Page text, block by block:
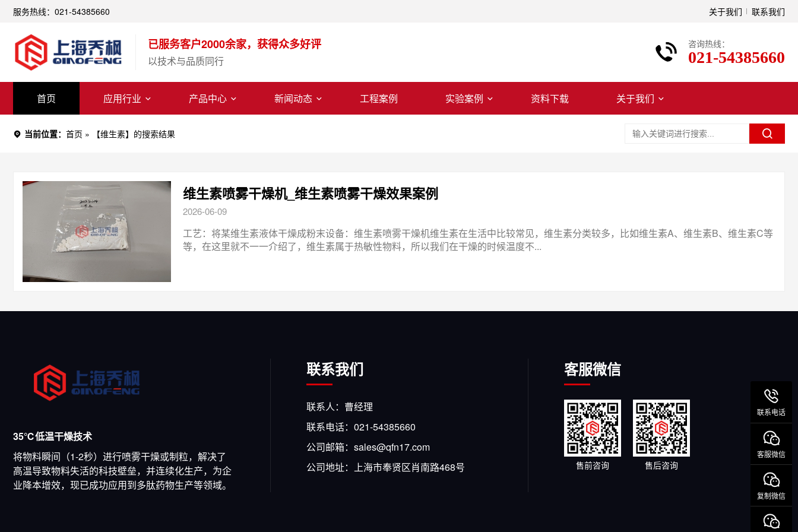
服务热线：021-54385660 关于我们 联系我们
已服务客户2000余家，获得众多好评
以技术与品质同行
咨询热线：
021-54385660
首页 应用行业 产品中心 新闻动态 工程案例 实验案例 资料下载 关于我们
当前位置： 首页 » 【维生素】的搜索结果
维生素喷雾干燥机_维生素喷雾干燥效果案例
2026-06-09
工艺：将某维生素液体干燥成粉末设备：维生素喷雾干燥机维生素在生活中比较常见，维生素分类较多，比如维生素A、维生素B、维生素C等
等，在这里就不一一介绍了，维生素属于热敏性物料，所以我们在干燥的时候温度不...
35℃低温干燥技术
将物料瞬间（1-2秒）进行喷雾干燥或制粒，解决了
高温导致物料失活的科技壁垒，并连续化生产，为企
业降本增效，现已成功应用到多肽药物生产等领域。
联系我们
联系人：曹经理
联系电话：021-54385660
公司邮箱：sales@qfn17.com
公司地址：上海市奉贤区肖南路468号
客服微信
售前咨询 售后咨询
联系电话
客服微信
复制微信